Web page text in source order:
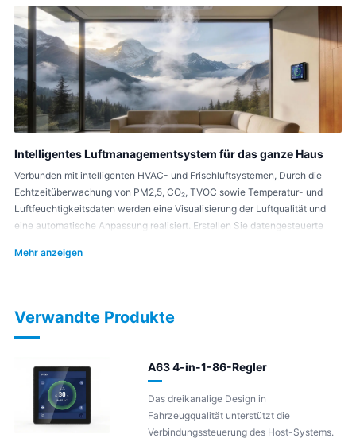
Intelligentes Luftmanagementsystem für das ganze Haus
Verbunden mit intelligenten HVAC- und Frischluftsystemen, Durch die
Echtzeitüberwachung von PM2,5, CO₂, TVOC sowie Temperatur- und
Luftfeuchtigkeitsdaten werden eine Visualisierung der Luftqualität und
eine automatische Anpassung realisiert. Erstellen Sie datengesteuerte
von Wohn- und Gewerbeflächen.
Mehr anzeigen
Verwandte Produkte
A63 4-in-1-86-Regler
Das dreikanalige Design in
Fahrzeugqualität unterstützt die
Verbindungssteuerung des Host-Systems.